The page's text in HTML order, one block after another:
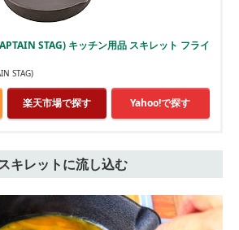
STAG) キッチン用品 スキレット フライ
STAG)
楽天市場で探す Yahoo!で探す
キレットに流し込む